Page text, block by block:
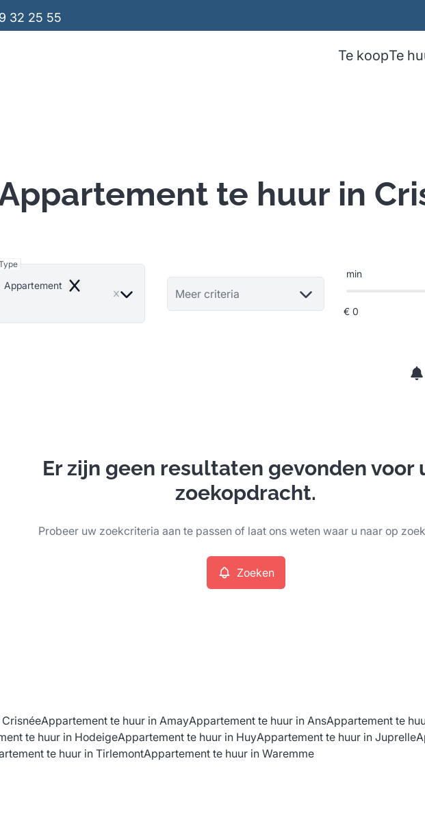
32 25 55
Te koopTe
te huur in
Appartement
Remove Meer criteria
min
Er zijn geen resultaten gevonden voor
zoekopdracht.
Probeer uw zoekcriteria aan te passen of laat ons weten waar u naar op
Zoeken
Appartement te huur in AmayAppartement te huur in AnsAppartement te
te huur in HodeigeAppartement te huur in HuyAppartement te huur in Juprelle
te huur in TirlemontAppartement te huur in Waremme